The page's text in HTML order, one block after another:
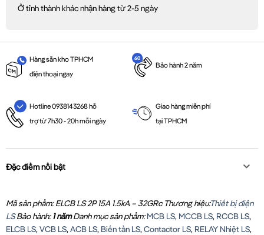
Ở tỉnh thành khác nhận hàng từ 2-5 ngày
Hàng sẵn kho TPHCM
điện thoại ngay
Bảo hành 2 năm
Hotline 0938143268 hỗ
trợ từ 7h30 - 20h mỗi ngày
Giao hàng miễn phí
tại TPHCM
Đặc điểm nổi bật
Mã sản phẩm: ELCB LS 2P 15A 1.5kA – 32GRcThương hiệu:Thiết bị điện
LS Bảo hành:1 nămDanh mục sản phẩm:MCB LS, MCCB LS, RCCB LS,
ELCB LS,VCB LS,ACB LS, Biến tần LS,Contactor LS, RELAY Nhiệt LS,